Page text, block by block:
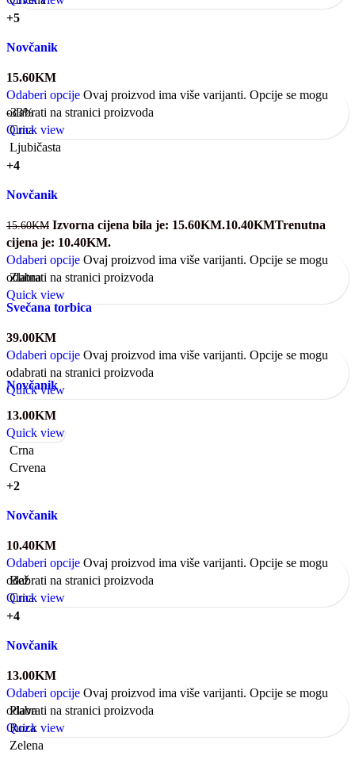
+5
Novčanik
15.60KM
Odaberi opcije Ovaj proizvod ima više varijanti. Opcije se mogu
odabrati na stranici proizvoda
Quick view
-33%
Crna
Ljubičasta
+4
Novčanik
15.60KM Izvorna cijena bila je: 15.60KM.10.40KMTrenutna
cijena je: 10.40KM.
Odaberi opcije Ovaj proizvod ima više varijanti. Opcije se mogu
odabrati na stranici proizvoda
Quick view
Zlatna
Svečana torbica
39.00KM
Odaberi opcije Ovaj proizvod ima više varijanti. Opcije se mogu
odabrati na stranici proizvoda
Quick view
Novčanik
13.00KM
Quick view
Crna
Crvena
+2
Novčanik
10.40KM
Odaberi opcije Ovaj proizvod ima više varijanti. Opcije se mogu
odabrati na stranici proizvoda
Quick view
Bež
Crna
+4
Novčanik
13.00KM
Odaberi opcije Ovaj proizvod ima više varijanti. Opcije se mogu
odabrati na stranici proizvoda
Quick view
Plava
Roza
Zelena